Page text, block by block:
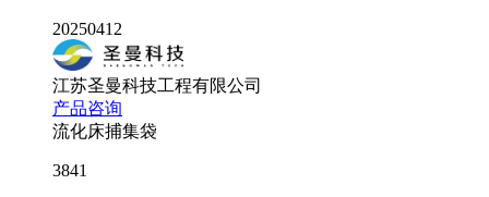
20250412
江苏圣曼科技工程有限公司
产品咨询
​流化床捕集袋
3841